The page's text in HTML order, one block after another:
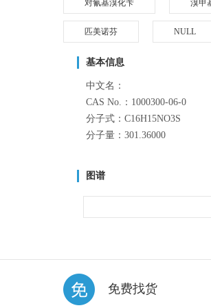
对氰基溴化苄 溴甲
匹美诺芬 NULL
基本信息
中文名：
CAS No.：1000300-06-0
分子式：C16H15NO3S
分子量：301.36000
图谱
免费找货